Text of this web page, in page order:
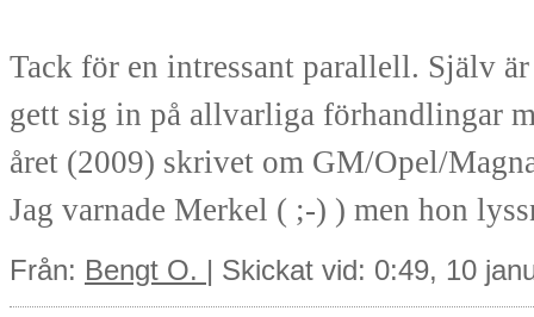
Tack för en intressant parallell. Själv
gett sig in på allvarliga förhandlingar
året (2009) skrivet om GM/Opel/
Jag varnade Merkel ( ;-) ) men hon
Från: Bengt O. | Skickat vid: 0:49, 10